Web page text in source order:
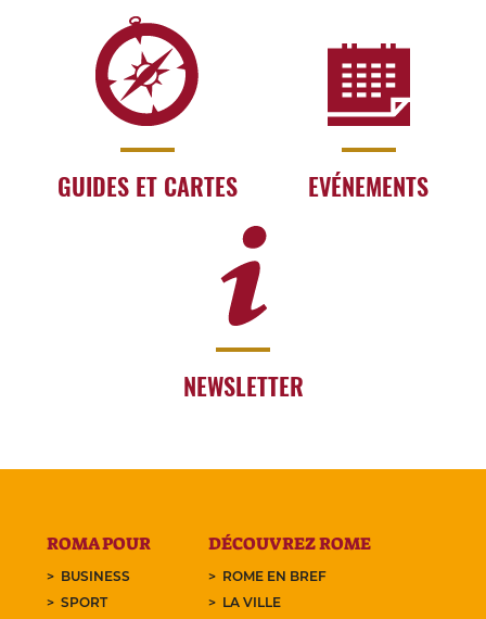
GUIDES ET CARTES EVÉNEMENTS
NEWSLETTER
ROMA POUR
BUSINESS
SPORT
DÉCOUVREZ ROME
ROME EN BREF
LA VILLE